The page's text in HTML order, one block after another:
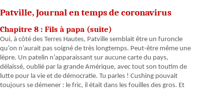
Patville, Journal en temps de coronavirus
Chapitre 8 : Fils à papa (suite)
Oui, à côté des Terres Hautes, Patville semblait être un furoncle
qu’on n’aurait pas soigné de très longtemps. Peut-être même une
lèpre. Un patelin n’apparaissant sur aucune carte du pays,
délaissé, oublié par la grande Amérique, avec tout son toutim de
lutte pour la vie et de démocratie. Tu parles ! Cushing pouvait
toujours se démener : le fric, il était dans les fouilles des gros. Et